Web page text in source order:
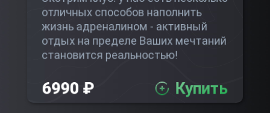
отличных способов наполнить
жизнь адреналином - активный
отдых на пределе Ваших мечтаний
становится реальностью!
6990 ₽ Купить